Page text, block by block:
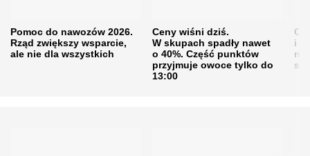
Pomoc do nawozów 2026.
Rząd zwiększy wsparcie,
ale nie dla wszystkich
Ceny wiśni dziś.
W skupach spadły nawet
o 40%. Część punktów
przyjmuje owoce tylko do
13:00
i